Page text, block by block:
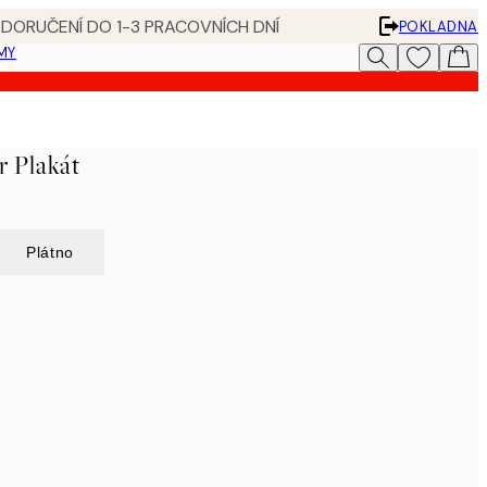
DO 1-3 PRACOVNÍCH DNÍ
POKLADNA
Plakát
Plátno